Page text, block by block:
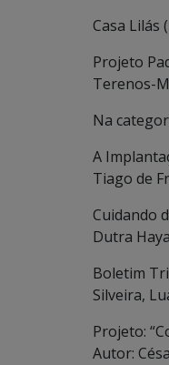
Casa Lilás
Projeto
Terenos-
Na
A
Tiago de
Cuidando
Dutra
Boletim
Silveira,
Projeto:
Autor: